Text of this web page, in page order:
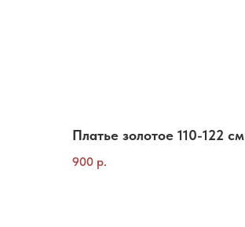
Платье золотое 110-122 см
900 р.